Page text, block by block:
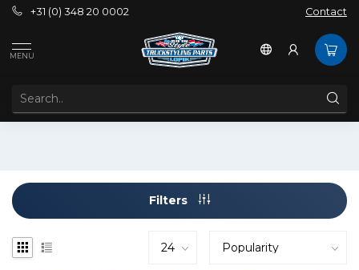
+31 (0) 348 20 0002 Contact
MENU
WINDOWPANEL
Filters